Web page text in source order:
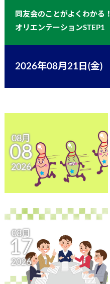
同友会のことがよくわかる！
オリエンテーションSTEP1
2026年08月21日(金)
08月
08
2026
08月
17
2026